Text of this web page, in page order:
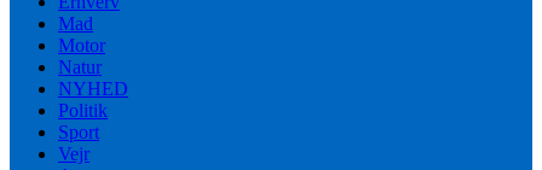
Mad
Motor
Natur
NYHED
Politik
Sport
Vejr